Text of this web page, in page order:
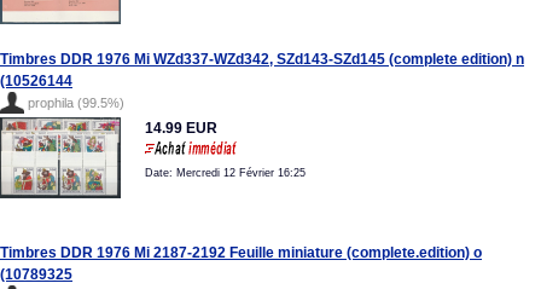
Timbres DDR 1976 Mi WZd337-WZd342, SZd143-SZd145 (complete edition) n
(10526144
prophila (99.5%)
14.99 EUR
Date: Mercredi 12 Février 16:25
Timbres DDR 1976 Mi 2187-2192 Feuille miniature (complete.edition) o
(10789325